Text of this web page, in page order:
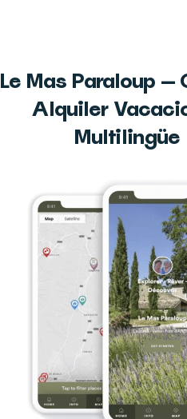
Le Mas Paraloup —
Alquiler
Multilingüe